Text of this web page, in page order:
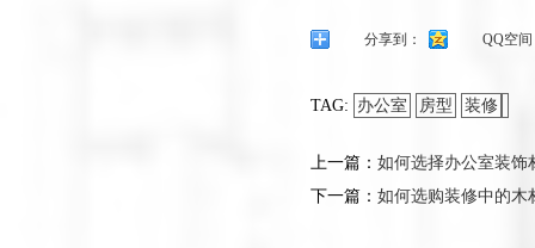
分享到： QQ空间
TAG: 办公室 房型 装修
上一篇： 如何选择办公室装饰
下一篇： 如何选购装修中的木